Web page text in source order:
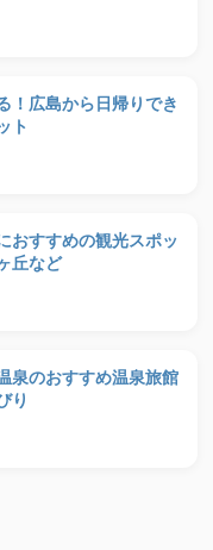
！広島から日帰りでき
ト
おすすめの観光スポッ
丘など
泉のおすすめ温泉旅館
り